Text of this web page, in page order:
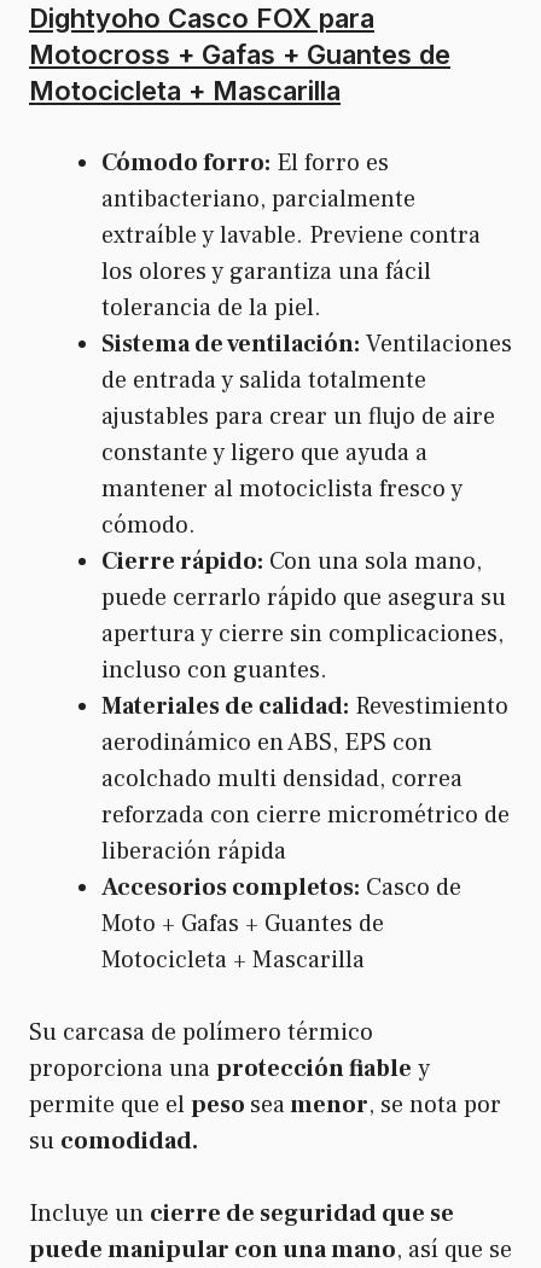
Dightyoho Casco FOX para
Motocross + Gafas + Guantes de
Motocicleta + Mascarilla
Cómodo forro: El forro es
antibacteriano, parcialmente
extraíble y lavable. Previene contra
los olores y garantiza una fácil
tolerancia de la piel.
Sistema de ventilación: Ventilaciones
de entrada y salida totalmente
ajustables para crear un flujo de aire
constante y ligero que ayuda a
mantener al motociclista fresco y
cómodo.
Cierre rápido: Con una sola mano,
puede cerrarlo rápido que asegura su
apertura y cierre sin complicaciones,
incluso con guantes.
Materiales de calidad: Revestimiento
aerodinámico en ABS, EPS con
acolchado multi densidad, correa
reforzada con cierre micrométrico de
liberación rápida
Accesorios completos: Casco de
Moto + Gafas + Guantes de
Motocicleta + Mascarilla
Su carcasa de polímero térmico
proporciona unaprotección fiable y
permite que elpeso seamenor, se nota por
su comodidad.
Incluye un cierre de seguridad que se
puede manipular con una mano, así que se